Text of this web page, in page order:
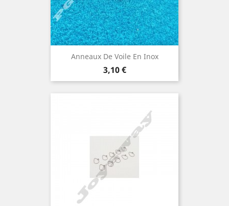
Anneaux De Voile En Inox
Prix
3,10 €